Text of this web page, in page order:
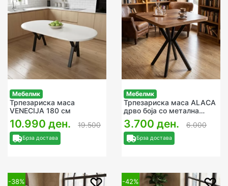
Мебелмк
Трпезариска маса
VENECIJA 180 см
10.990 ден. 19.500
Брза достава
Мебелмк
Трпезариска маса ALACA
дрво боја со метална
ногарка 80x80Х75cм
3.700 ден. 6.000
Брза достава
-38% -42%